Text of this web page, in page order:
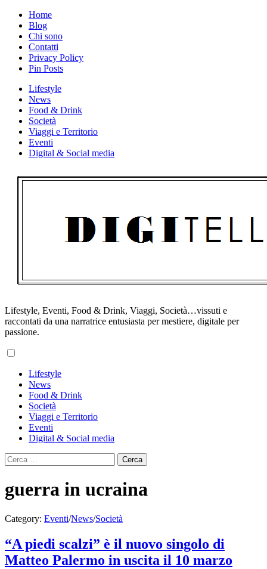
Skip
content
Home
Blog
Chi sono
Contatti
Privacy Policy
Pin Posts
Lifestyle
News
Food & Drink
Società
Viaggi e Territorio
Eventi
Digital & Social media
Lifestyle, Eventi, Food & Drink, Viaggi, Società…vissuti e
raccontati da una narratrice entusiasta per mestiere, digitale per
passione.
Menu
Lifestyle
News
Food & Drink
Società
Viaggi e Territorio
Eventi
Digital & Social media
Ricerca
per:
guerra in ucraina
Category: Eventi/News/Società
“A piedi scalzi” è il nuovo singolo di
Matteo Palermo in uscita il 10 marzo